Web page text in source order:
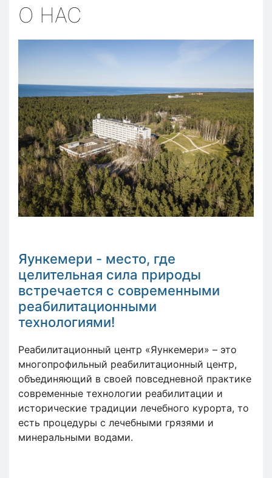
О НАС
Яункемери - место, где
целительная сила природы
встречается с современными
реабилитационными
технологиями!
Реабилитационный центр «Яункемери» – это
многопрофильный реабилитационный центр,
объединяющий в своей повседневной практике
современные технологии реабилитации и
исторические традиции лечебного курорта, то
есть процедуры с лечебными грязями и
минеральными водами.